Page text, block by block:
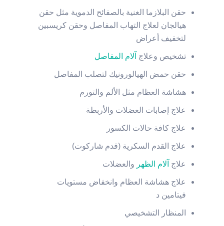
حقن البلازما الغنية بالصفائح الدموية مثل حقن
هيالجان لعلاج التهاب المفاصل وحقن كريسبين
لتخفيف أعراض
تشخيص وعلاج آلام المفاصل
حقن حمض الهيالورونيك لتصلب المفاصل
هشاشة العظام مثل الألم والتورم
علاج إصابات العضلات والأربطة
علاج كافة حالات الكسور
علاج القدم السكرية (قدم شاركوت)
علاج آلام الظهر والعضلات
علاج هشاشة العظام وانخفاض مستويات
فيتامين د
المنظار التشخيصي